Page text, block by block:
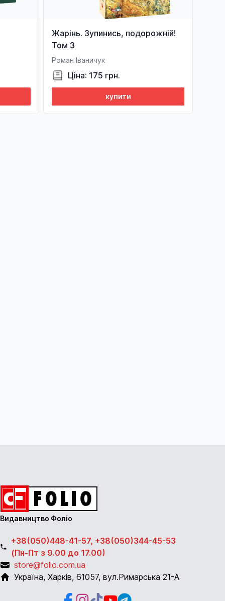
Жарінь. Зупинись, подорожній!
Том 3
Роман Іваничук
Ціна: 175 грн.
купити
Видавництво Фоліо
+38(050)448-41-57, +38(050)344-45-53
(Пн-Пт з 9.00 до 17.00)
store@folio.com.ua
Україна, Харків, 61057, вул.Римарська 21-А
Facebook
Instagram
Instagram
YoutubeTelegram